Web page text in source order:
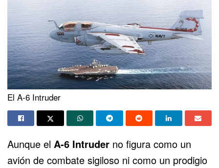
El A-6 Intruder
Aunque el A-6 Intruder no figura como un
avión de combate sigiloso ni como un prodigio